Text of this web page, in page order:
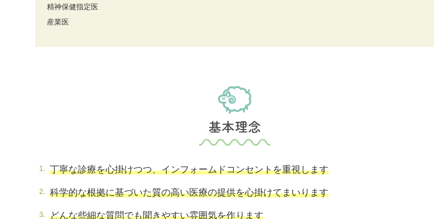
精神保健指定医
産業医
基本理念
丁寧な診療を心掛けつつ、インフォームドコンセントを重視します
科学的な根拠に基づいた質の高い医療の提供を心掛けてまいります
どんな些細な質問でも聞きやすい雰囲気を作ります